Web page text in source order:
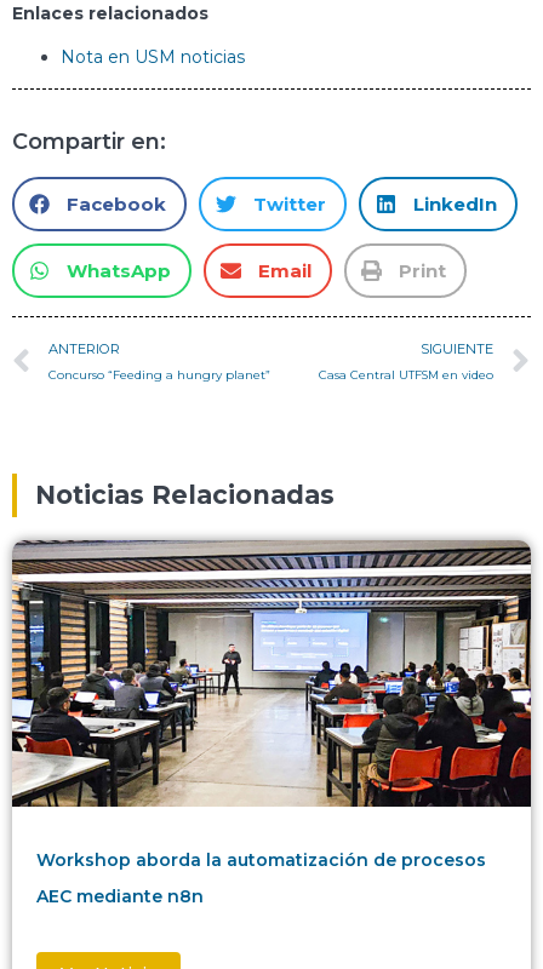
Enlaces relacionados
Nota en USM noticias
Compartir en:
Facebook Twitter LinkedIn
WhatsApp Email Print
ANTERIOR
Concurso “Feeding a hungry planet”
SIGUIENTE
Casa Central UTFSM en video
Noticias Relacionadas
Workshop aborda la automatización de procesos
AEC mediante n8n